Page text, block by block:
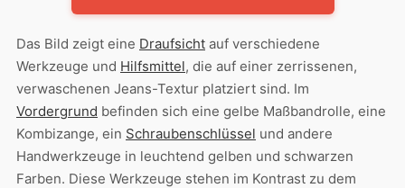
Das Bild zeigt eine Draufsicht auf verschiedene
Werkzeuge und Hilfsmittel, die auf einer zerrissenen,
verwaschenen Jeans-Textur platziert sind. Im
Vordergrund befinden sich eine gelbe Maßbandrolle, eine
Kombizange, ein Schraubenschlüssel und andere
Handwerkzeuge in leuchtend gelben und schwarzen
Farben. Diese Werkzeuge stehen im Kontrast zu dem